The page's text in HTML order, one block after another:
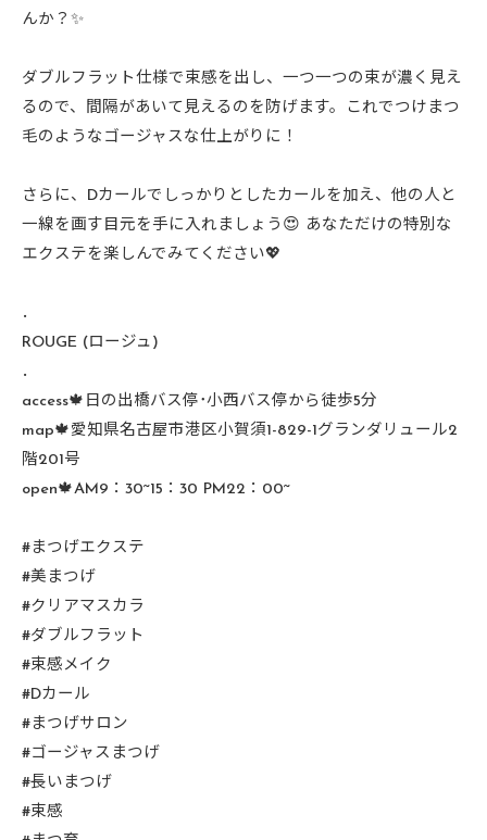
んか？✨
ダブルフラット仕様で束感を出し、一つ一つの束が濃く見え
るので、間隔があいて見えるのを防げます。これでつけまつ
毛のようなゴージャスな仕上がりに！
さらに、Dカールでしっかりとしたカールを加え、他の人と
一線を画す目元を手に入れましょう😍 あなただけの特別な
エクステを楽しんでみてください💖
．
ROUGE (ロージュ)
．
access🍁日の出橋バス停･小西バス停から徒歩5分
map🍁愛知県名古屋市港区小賀須1-829-1グランダリュール2
階201号
open🍁AM9：30~15：30 PM22：00~
#まつげエクステ
#美まつげ
#クリアマスカラ
#ダブルフラット
#束感メイク
#Dカール
#まつげサロン
#ゴージャスまつげ
#長いまつげ
#束感